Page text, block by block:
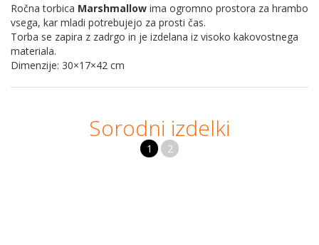
Ročna torbica Marshmallow ima ogromno prostora za hrambo
vsega, kar mladi potrebujejo za prosti čas.
Torba se zapira z zadrgo in je izdelana iz visoko kakovostnega
materiala.
Dimenzije: 30×17×42 cm
Sorodni izdelki
1 2